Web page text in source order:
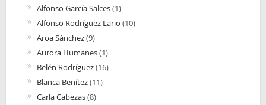
Alfonso García Salces(1)
Alfonso Rodríguez Lario (10)
Aroa Sánchez(9)
Aurora Humanes(1)
Belén Rodríguez(16)
Blanca Benítez(11)
Carla Cabezas(8)